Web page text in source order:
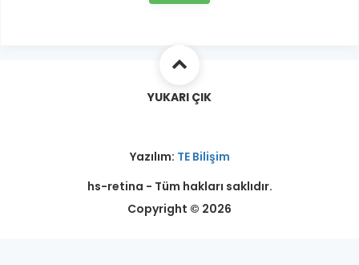
YUKARI ÇIK
Yazılım: TE Bilişim
hs-retina - Tüm hakları saklıdır.
Copyright © 2026